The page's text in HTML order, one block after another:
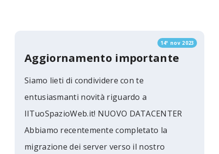
14º nov 2023
Aggiornamento importante
Siamo lieti di condividere con te
entusiasmanti novità riguardo a
IlTuoSpazioWeb.it! NUOVO DATACENTER
Abbiamo recentemente completato la
migrazione dei server verso il nostro